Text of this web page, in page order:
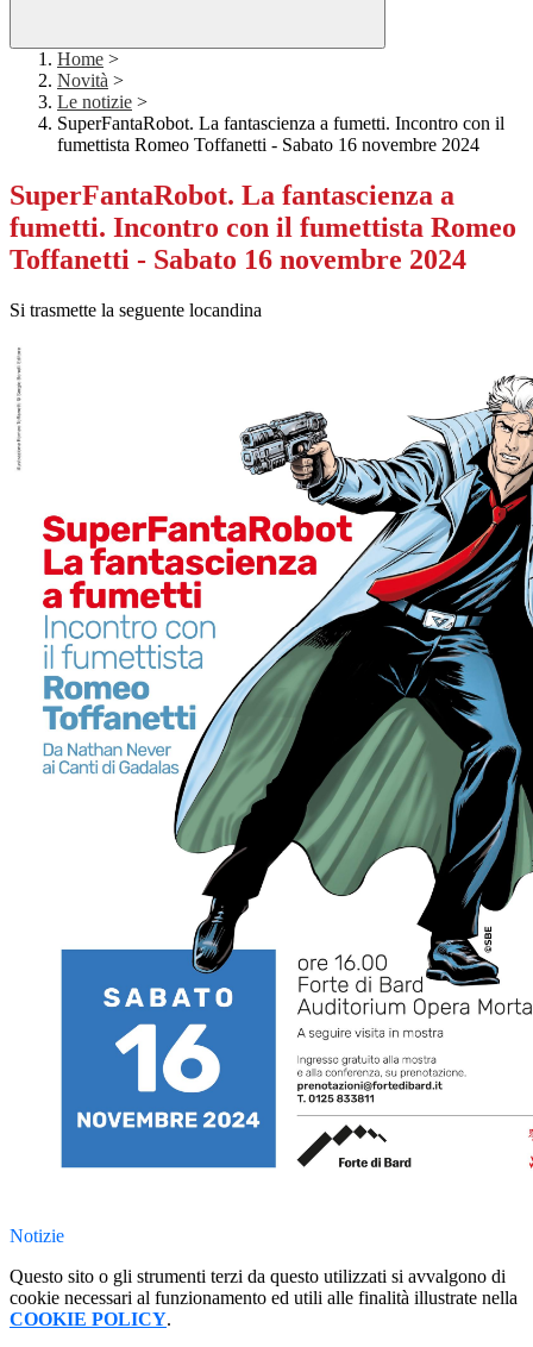
Home >
Novità >
Le notizie >
SuperFantaRobot. La fantascienza a fumetti. Incontro con il
fumettista Romeo Toffanetti - Sabato 16 novembre 2024
SuperFantaRobot. La fantascienza a
fumetti. Incontro con il fumettista Romeo
Toffanetti - Sabato 16 novembre 2024
Si trasmette la seguente locandina
Notizie
Questo sito o gli strumenti terzi da questo utilizzati si avvalgono di
cookie necessari al funzionamento ed utili alle finalità illustrate nella
COOKIE POLICY.